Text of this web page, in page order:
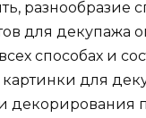
для декупажа
способах и
для